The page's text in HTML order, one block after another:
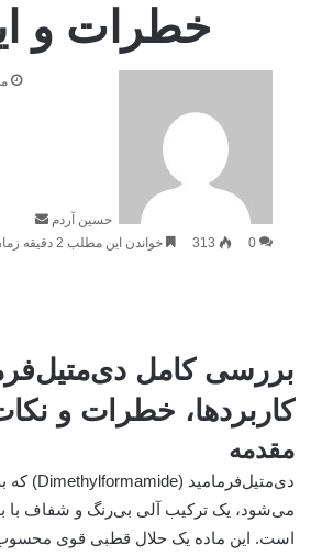
خطرات و
حسین آردم
می
0
313 خواندن این مطلب 2 دقیقه زمان میبرد
کاربردها، خطرات و
مقدمه
می‌شود، یک ترکیب آلی بی‌رنگ و شفاف با
است. این ماده یک حلال قطبی قوی